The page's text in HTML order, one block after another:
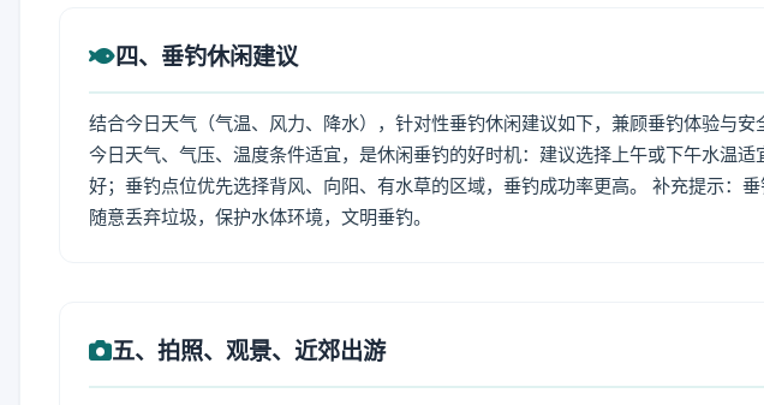
四、垂钓休闲建议
结合今日天气（气温、风力、降水），针对性垂钓休闲建议如下，兼顾垂钓体验与安
今日天气、气压、温度条件适宜，是休闲垂钓的好时机：建议选择上午或下午水温
好；垂钓点位优先选择背风、向阳、有水草的区域，垂钓成功率更高。 补充提示：
随意丢弃垃圾，保护水体环境，文明垂钓。
五、拍照、观景、近郊出游